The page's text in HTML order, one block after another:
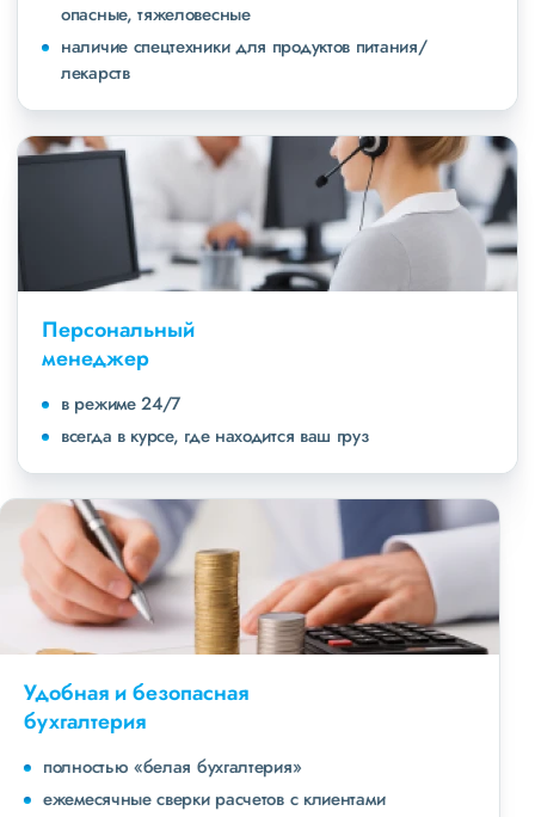
опасные, тяжеловесные
наличие спецтехники для продуктов питания/
лекарств
Персональный
менеджер
в режиме 24/7
всегда в курсе, где находится ваш груз
Удобная и безопасная
бухгалтерия
полностью «белая бухгалтерия»
ежемесячные сверки расчетов с клиентами